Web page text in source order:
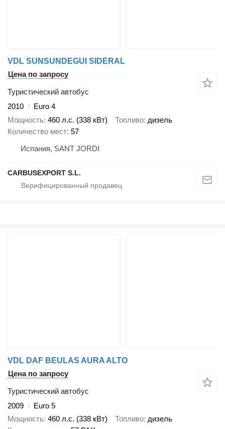
VDL SUNSUNDEGUI SIDERAL
Цена по запросу
Туристический автобус
2010
Euro 4
Мощность 460 л.с. (338 кВт) Топливо дизель
Количество мест 57
Испания, SANT JORDI
CARBUSEXPORT S.L.
VDL DAF BEULAS AURA ALTO
Цена по запросу
Туристический автобус
2009
Euro 5
Мощность 460 л.с. (338 кВт) Топливо дизель